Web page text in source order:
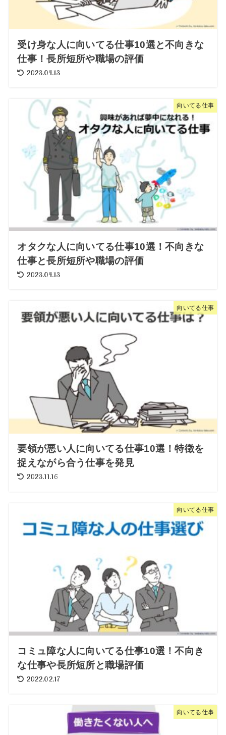
受け身な人に向いてる仕事10選と不向きな
仕事！長所短所や職場の評価
2023.04.13
向いてる仕事
オタクな人に向いてる仕事10選！不向きな
仕事と長所短所や職場の評価
2023.04.13
向いてる仕事
要領が悪い人に向いてる仕事10選！特徴を
捉えながら合う仕事を発見
2023.11.16
向いてる仕事
コミュ障な人に向いてる仕事10選！不向き
な仕事や長所短所と職場評価
2022.02.17
向いてる仕事